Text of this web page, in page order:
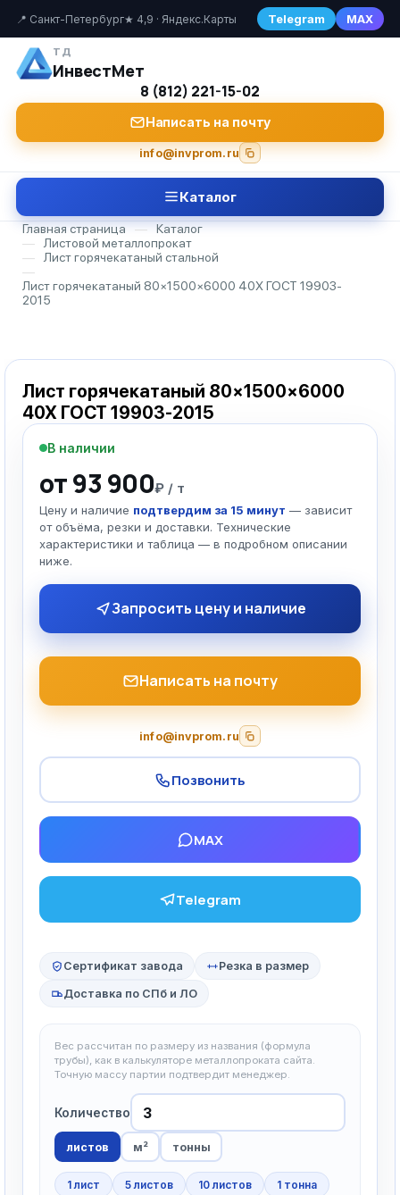
📍 Санкт-Петербург★ 4,9 · Яндекс.Карты Telegram MAX
ТД
ИнвестМет
8 (812) 221-15-02
Написать на почту
info@invprom.ru
Каталог
Главная страница —
Каталог
—
Листовой металлопрокат
—
Лист горячекатаный стальной
—
Лист горячекатаный 80×1500×6000 40Х ГОСТ 19903-
2015
Лист горячекатаный 80×1500×6000
40Х ГОСТ 19903-2015
В наличии
от 93 900₽ / т
Цену и наличие подтвердим за 15 минут — зависит
от объёма, резки и доставки. Технические
характеристики и таблица — в подробном описании
ниже.
Запросить цену и наличие
Написать на почту
info@invprom.ru
Позвонить
MAX
Telegram
Сертификат завода Резка в размер
Доставка по СПб и ЛО
Вес рассчитан по размеру из названия (формула
трубы), как в калькуляторе металлопроката сайта.
Точную массу партии подтвердит менеджер.
Количество
листов м² тонны
1 лист 5 листов 10 листов
1 тонна